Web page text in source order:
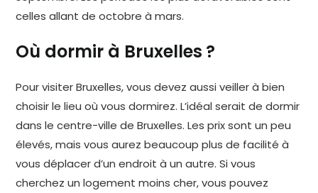
celles allant de octobre à mars.
Où dormir à Bruxelles ?
Pour visiter Bruxelles, vous devez aussi veiller à bien
choisir le lieu où vous dormirez. L’idéal serait de dormir
dans le centre-ville de Bruxelles. Les prix sont un peu
élevés, mais vous aurez beaucoup plus de facilité à
vous déplacer d’un endroit à un autre. Si vous
cherchez un logement moins cher, vous pouvez